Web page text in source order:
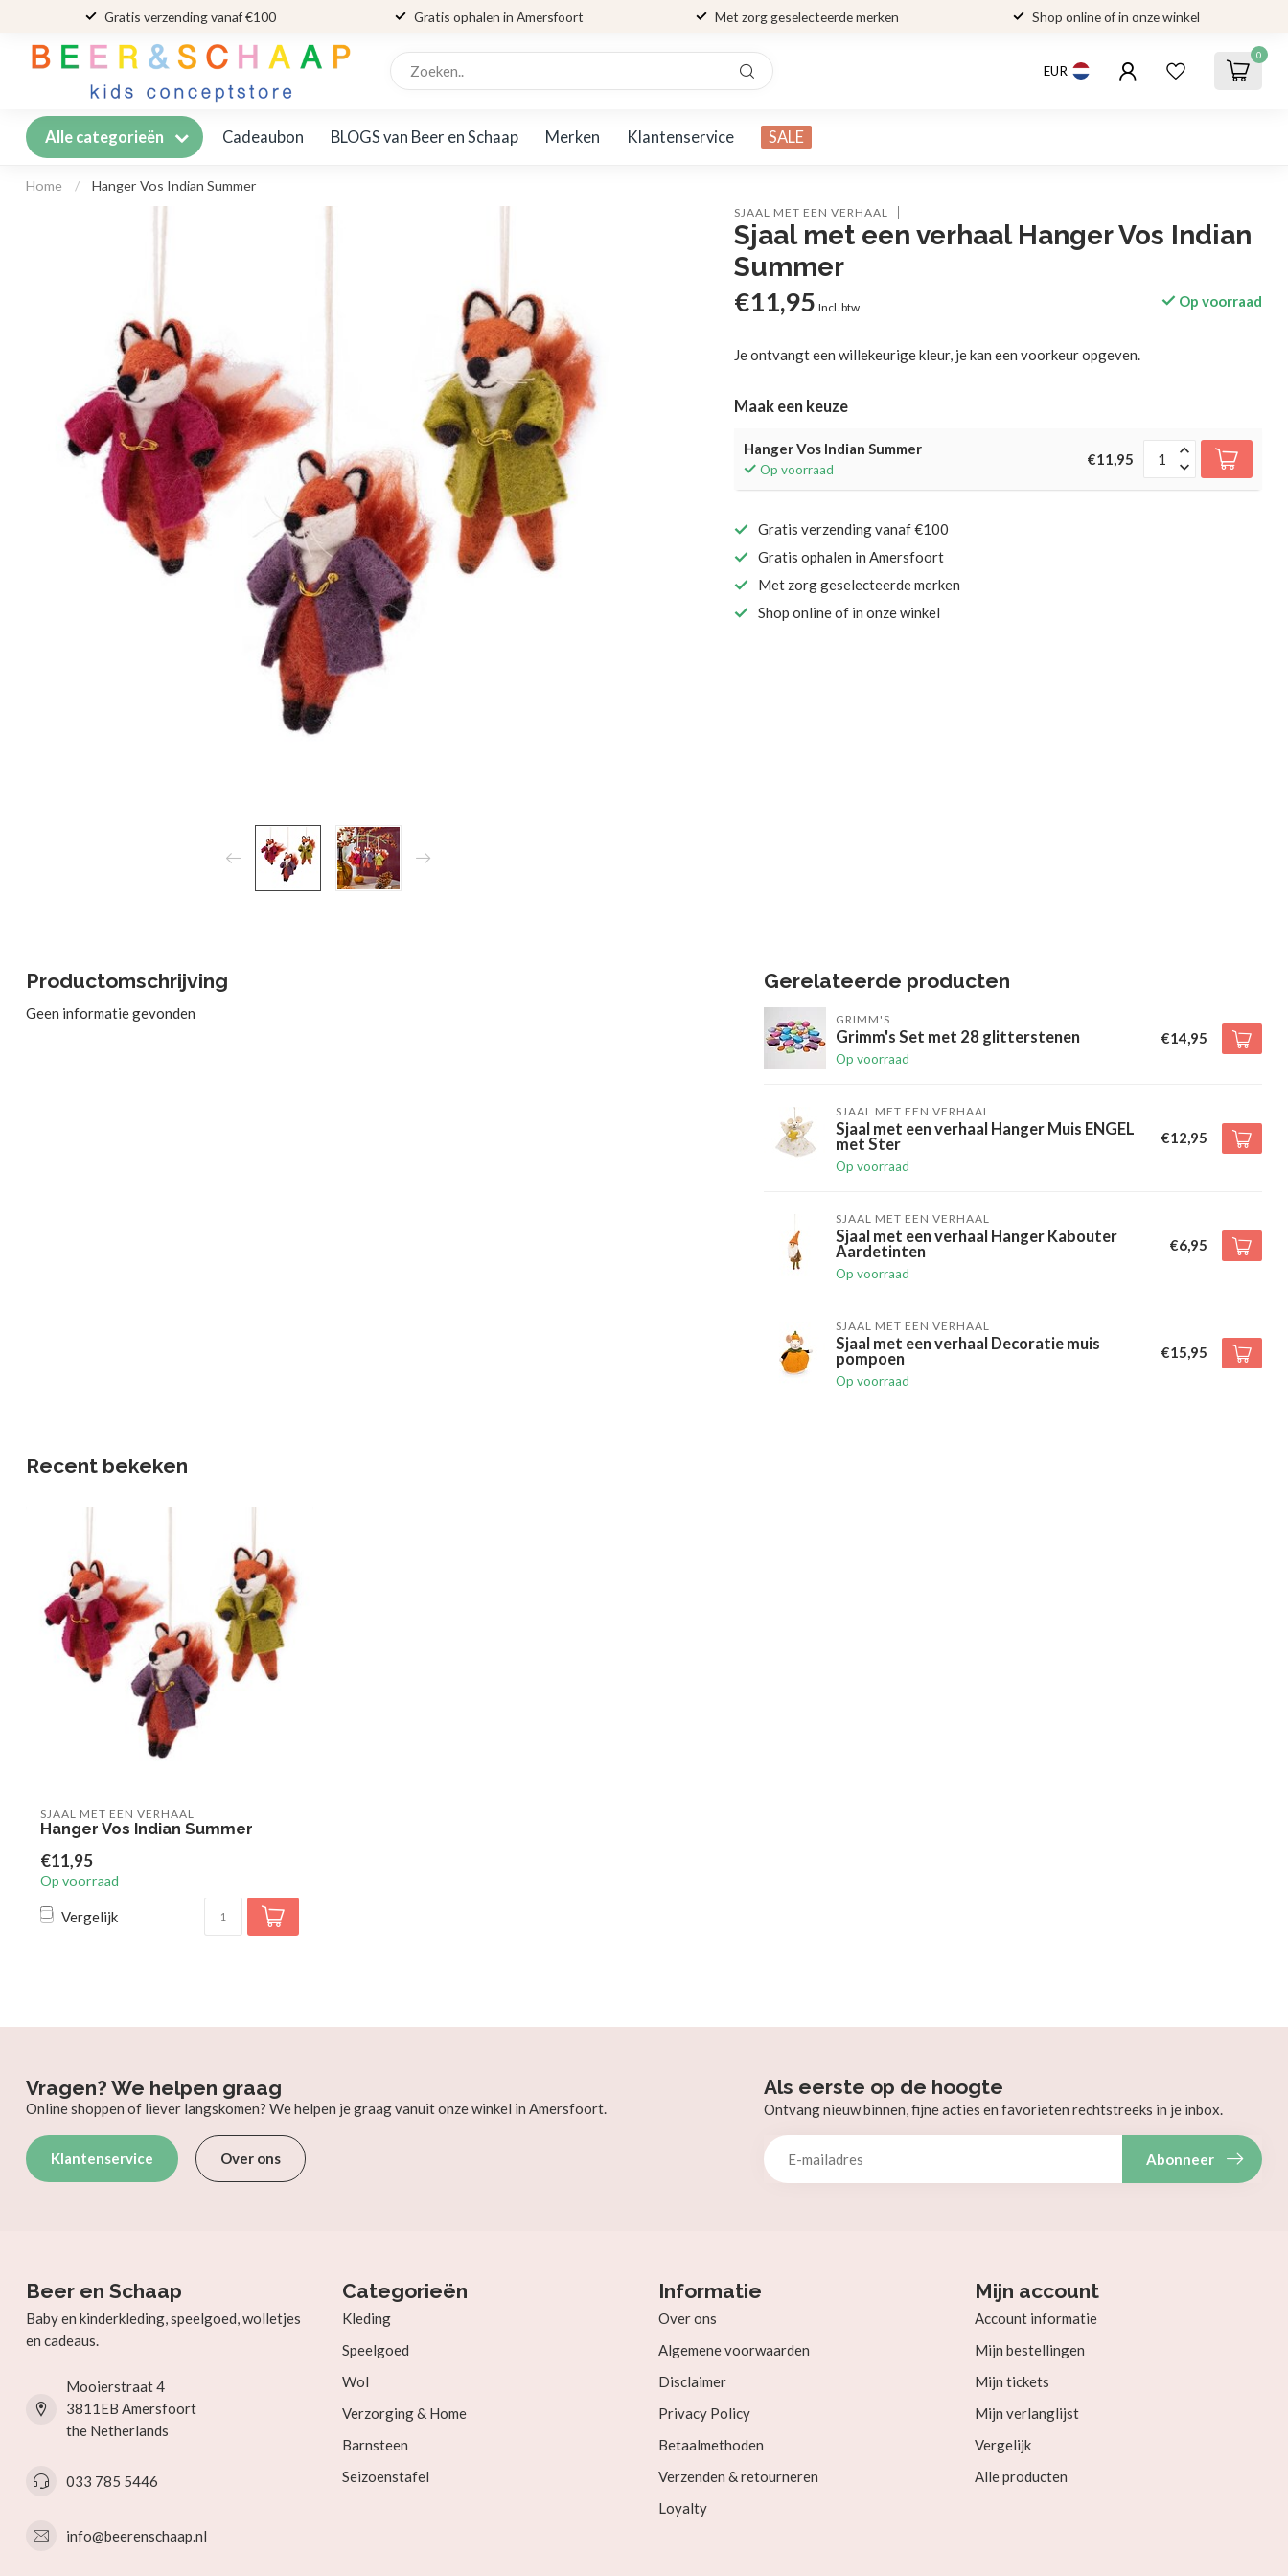
Gratis verzending vanaf €100 Gratis ophalen in Amersfoort Met zorg geselecteerde merken Shop online of in onze winkel
EUR
0
Alle categorieën Cadeaubon BLOGS van Beer en Schaap Merken Klantenservice SALE
Home / Hanger Vos Indian Summer
SJAAL MET EEN VERHAAL
Sjaal met een verhaal Hanger Vos Indian
Summer
€11,95 Incl. btw Op voorraad
Je ontvangt een willekeurige kleur, je kan een voorkeur opgeven.
Maak een keuze
Hanger Vos Indian Summer
Op voorraad
€11,95
Gratis verzending vanaf €100
Gratis ophalen in Amersfoort
Met zorg geselecteerde merken
Shop online of in onze winkel
Productomschrijving
Geen informatie gevonden
Gerelateerde producten
GRIMM'S
Grimm's Set met 28 glitterstenen
Op voorraad
€14,95
SJAAL MET EEN VERHAAL
Sjaal met een verhaal Hanger Muis ENGEL
met Ster
Op voorraad
€12,95
SJAAL MET EEN VERHAAL
Sjaal met een verhaal Hanger Kabouter
Aardetinten
Op voorraad
€6,95
SJAAL MET EEN VERHAAL
Sjaal met een verhaal Decoratie muis
pompoen
Op voorraad
€15,95
Recent bekeken
SJAAL MET EEN VERHAAL
Hanger Vos Indian Summer
€11,95
Op voorraad
Vergelijk
Vragen? We helpen graag
Online shoppen of liever langskomen? We helpen je graag vanuit onze winkel in Amersfoort.
Klantenservice Over ons
Als eerste op de hoogte
Ontvang nieuw binnen, fijne acties en favorieten rechtstreeks in je inbox.
Abonneer
Beer en Schaap
Baby en kinderkleding, speelgoed, wolletjes
en cadeaus.
Mooierstraat 4
3811EB Amersfoort
the Netherlands
033 785 5446
info@beerenschaap.nl
Categorieën
Kleding
Speelgoed
Wol
Verzorging & Home
Barnsteen
Seizoenstafel
Informatie
Over ons
Algemene voorwaarden
Disclaimer
Privacy Policy
Betaalmethoden
Verzenden & retourneren
Loyalty
Mijn account
Account informatie
Mijn bestellingen
Mijn tickets
Mijn verlanglijst
Vergelijk
Alle producten